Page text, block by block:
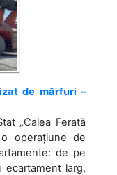
de mărfuri –
„Calea Ferată
operațiune de
de pe
larg,